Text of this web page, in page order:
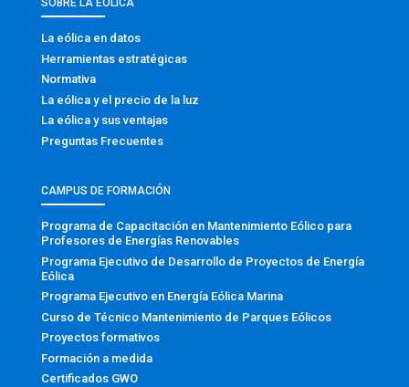
SOBRE LA EÓLICA
La eólica en datos
Herramientas estratégicas
Normativa
La eólica y el precio de la luz
La eólica y sus ventajas
Preguntas Frecuentes
CAMPUS DE FORMACIÓN
Programa de Capacitación en Mantenimiento Eólico para
Profesores de Energías Renovables
Programa Ejecutivo de Desarrollo de Proyectos de Energía
Eólica
Programa Ejecutivo en Energía Eólica Marina
Curso de Técnico Mantenimiento de Parques Eólicos
Proyectos formativos
Formación a medida
Certificados GWO